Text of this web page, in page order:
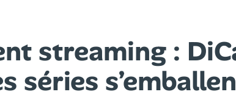
streaming :
séries